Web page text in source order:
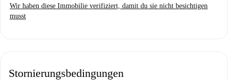
Wir haben diese Immobilie verifiziert, damit du sie nicht besichtigen
musst
Stornierungsbedingungen